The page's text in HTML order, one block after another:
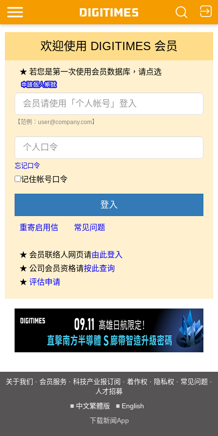
欢迎使用 DIGITIMES 会员
★ 若您是第一次使用会员数据库，请点选
【范例：user@company.com】
忘记口令
记住帐号口令
登入
重寄启用信 常见问题
★ 会员联络人网页请由此登入
★ 公司会员资格请按此查询
★ 评估申请
关于我们 · 会员服务 · 科技产业报订阅 · 着作权 · 隐私权 · 常见问题 ·
人才招募
■ 中文繁體版 ■ English
下载新闻App